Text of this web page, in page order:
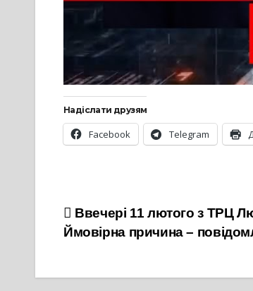
Надіслати друзям
Facebook Telegram
Навігація
записів
Ввечері 11 лютого з ТРЦ
Ймовірна причина –